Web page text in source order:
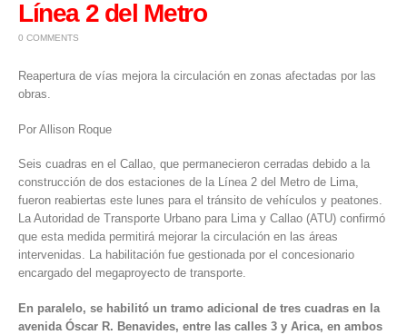
Línea 2 del Metro
0 COMMENTS
Reapertura de vías mejora la circulación en zonas afectadas por las
obras.
Por Allison Roque
Seis cuadras en el Callao, que permanecieron cerradas debido a la
construcción de dos estaciones de la Línea 2 del Metro de Lima,
fueron reabiertas este lunes para el tránsito de vehículos y peatones.
La Autoridad de Transporte Urbano para Lima y Callao (ATU) confirmó
que esta medida permitirá mejorar la circulación en las áreas
intervenidas. La habilitación fue gestionada por el concesionario
encargado del megaproyecto de transporte.
En paralelo, se habilitó un tramo adicional de tres cuadras en la
avenida Óscar R. Benavides, entre las calles 3 y Arica, en ambos